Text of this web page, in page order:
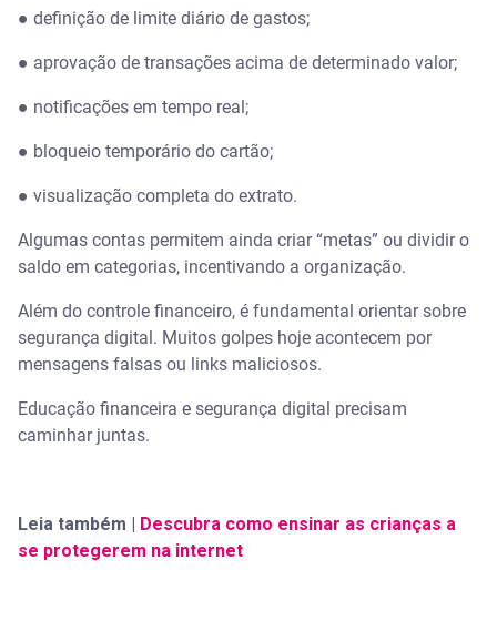
● definição de limite diário de gastos;
● aprovação de transações acima de determinado valor;
● notificações em tempo real;
● bloqueio temporário do cartão;
● visualização completa do extrato.
Algumas contas permitem ainda criar “metas” ou dividir o
saldo em categorias, incentivando a organização.
Além do controle financeiro, é fundamental orientar sobre
segurança digital. Muitos golpes hoje acontecem por
mensagens falsas ou links maliciosos.
Educação financeira e segurança digital precisam
caminhar juntas.
Leia também |
Descubra como ensinar as crianças a
se protegerem na internet